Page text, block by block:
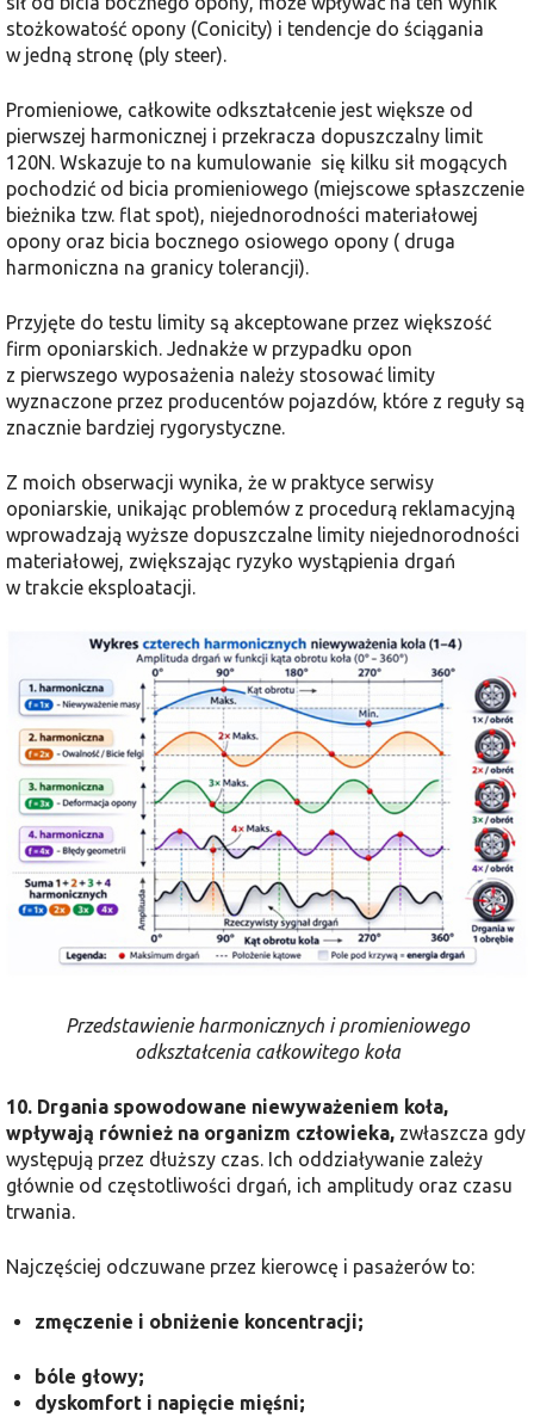
stożkowatość opony (Conicity) i tendencje do ściągania
w jedną stronę (ply steer).
Promieniowe, całkowite odkształcenie jest większe od
pierwszej harmonicznej i przekracza dopuszczalny limit
120N. Wskazuje to na kumulowanie się kilku sił mogących
pochodzić od bicia promieniowego (miejscowe spłaszczenie
bieżnika tzw. flat spot), niejednorodności materiałowej
opony oraz bicia bocznego osiowego opony ( druga
harmoniczna na granicy tolerancji).
Przyjęte do testu limity są akceptowane przez większość
firm oponiarskich. Jednakże w przypadku opon
z pierwszego wyposażenia należy stosować limity
wyznaczone przez producentów pojazdów, które z reguły są
znacznie bardziej rygorystyczne.
Z moich obserwacji wynika, że w praktyce serwisy
oponiarskie, unikając problemów z procedurą reklamacyjną
wprowadzają wyższe dopuszczalne limity niejednorodności
materiałowej, zwiększając ryzyko wystąpienia drgań
w trakcie eksploatacji.
Przedstawienie harmonicznych i promieniowego
odkształcenia całkowitego koła
10. Drgania spowodowane niewyważeniem koła,
wpływają również na organizm człowieka, zwłaszcza gdy
występują przez dłuższy czas. Ich oddziaływanie zależy
głównie od częstotliwości drgań, ich amplitudy oraz czasu
trwania.
Najczęściej odczuwane przez kierowcę i pasażerów to:
zmęczenie i obniżenie koncentracji;
bóle głowy;
dyskomfort i napięcie mięśni;